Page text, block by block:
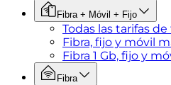
Fibra + Móvil + Fijo
Todas las tarifas
Fibra, fijo y móvil
Fibra 1 Gb, fijo y
Fibra